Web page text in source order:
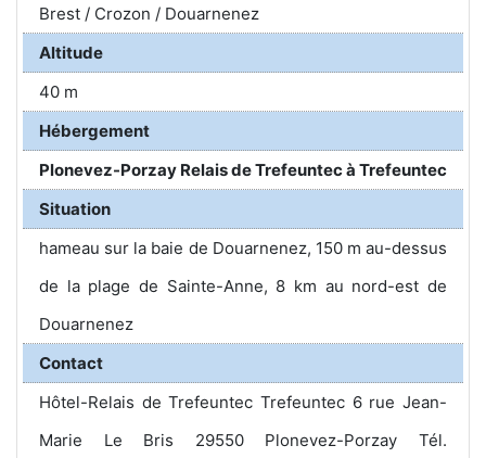
Brest / Crozon / Douarnenez
Altitude
40 m
Hébergement
Plonevez-Porzay Relais de Trefeuntec à Trefeuntec
Situation
hameau sur la baie de Douarnenez, 150 m au-dessus
de la plage de Sainte-Anne, 8 km au nord-est de
Douarnenez
Contact
Hôtel-Relais de Trefeuntec Trefeuntec 6 rue Jean-
Marie Le Bris 29550 Plonevez-Porzay Tél.